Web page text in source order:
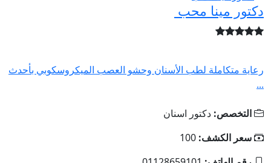
دكتور مينا محب
رعاية متكاملة لطب الأسنان وحشو العصب الميكروسكوبي بأحدث
...
التخصص: دكتور اسنان
سعر الكشف: 100